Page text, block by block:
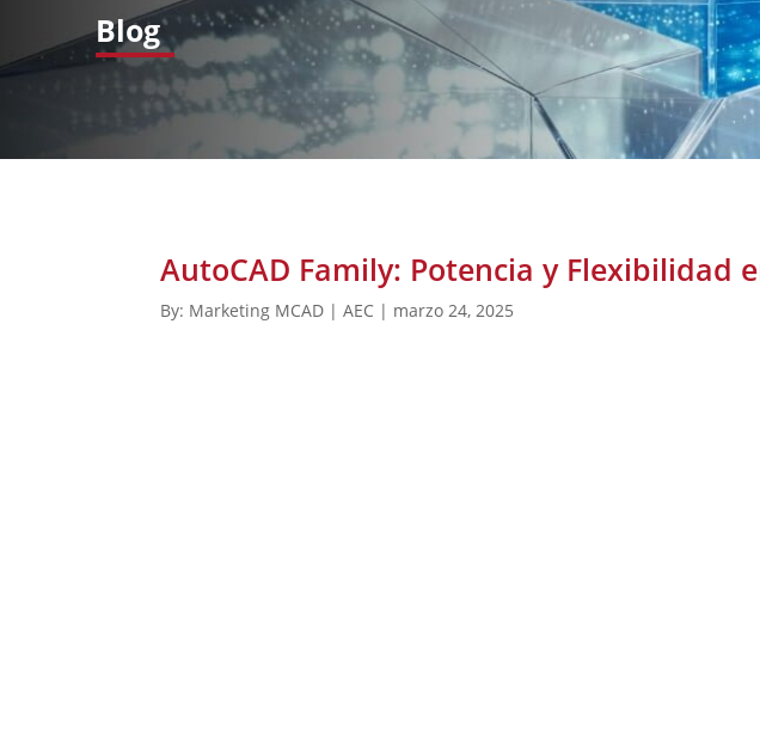
Blog
AutoCAD Family: Potencia y Flexibilidad
By: Marketing MCAD | AEC | marzo 24, 2025